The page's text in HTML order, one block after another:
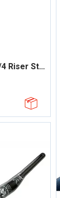
Race Face Next Wide 1/4 Riser Styre 31.8